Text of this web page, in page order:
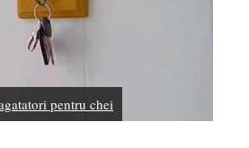
pentru chei